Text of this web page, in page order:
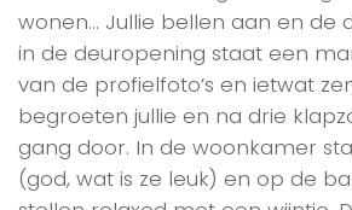
wonen… Jullie bellen aan en de
in de deuropening staat een
van de profielfoto’s en ietwat
begroeten jullie en na drie
gang door. In de woonkamer
(god, wat is ze leuk) en op de